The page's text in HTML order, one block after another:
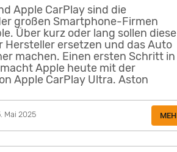
Apple CarPlay sind die
großen Smartphone-Firmen
Über kurz oder lang sollen diese
Hersteller ersetzen und das Auto
machen. Einen ersten Schritt in
Apple heute mit der
Apple CarPlay Ultra. Aston
Mai 2025